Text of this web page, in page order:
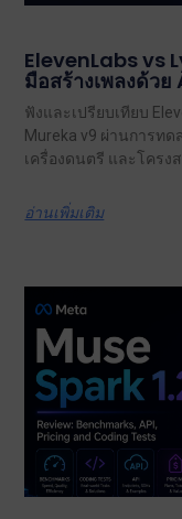
ElevenLabs vs
มือสร้างเพลงด้ว
ฟังและเปรียบเทียบ
Mureka v9 ผ่านการท
เครื่องดนตรี และโครงส
อ่านเพิ่มเติม